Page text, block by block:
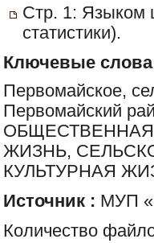
Стр. 1: Языком
статистики).
Ключевые слова
Первомайское,
Первомайский
ЖИЗНЬ,
КУЛЬТУРНАЯ
Источник : МУП
Количество